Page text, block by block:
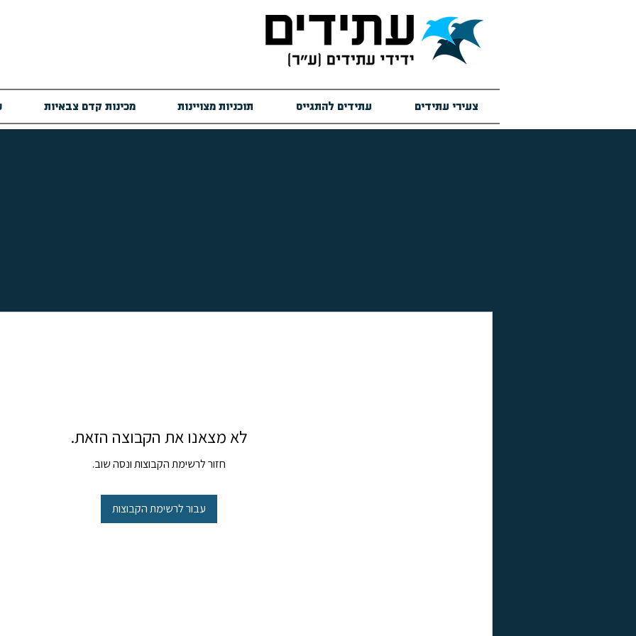
צעירי עתידים עתידים להתגייס תוכניות מצויינות מכינות קדם צבאיות
לא מצאנו את הקבוצה הזאת.
חזור לרשימת הקבוצות ונסה שוב.
עבור לרשימת הקבוצות